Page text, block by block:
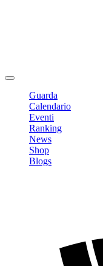
Guarda
Calendario
Eventi
Ranking
News
Shop
Blogs